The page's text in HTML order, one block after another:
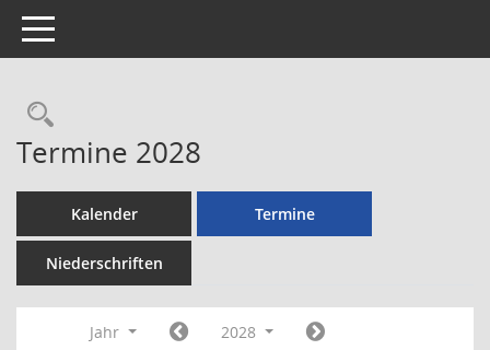
Toggle navigation
Rechercheauswahl
Termine 2028
Kalender Termine
Niederschriften
Jahr
2028